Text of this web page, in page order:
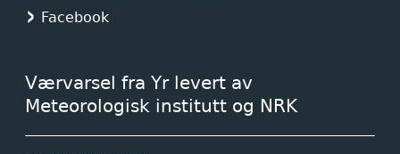
Facebook
Værvarsel fra Yr levert av
Meteorologisk institutt og NRK